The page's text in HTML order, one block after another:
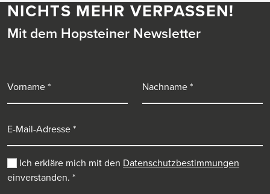
NICHTS MEHR VERPASSEN!
Mit dem Hopsteiner Newsletter
Ich erkläre mich mit den Datenschutzbestimmungen
einverstanden. *